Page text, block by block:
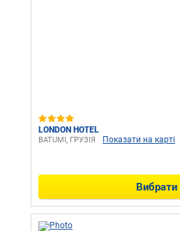
LONDON HOTEL
BATUMI, ГРУЗІЯ Показати на карті
Вибрати